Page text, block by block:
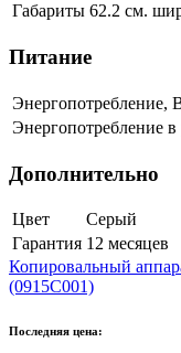
Габариты 62.2 см.
Питание
Энергопотребление,
Энергопотребление
Дополнительно
Цвет
Серый
Гарантия 12 месяцев
Копировальный
(0915C001)
Последняя цена: